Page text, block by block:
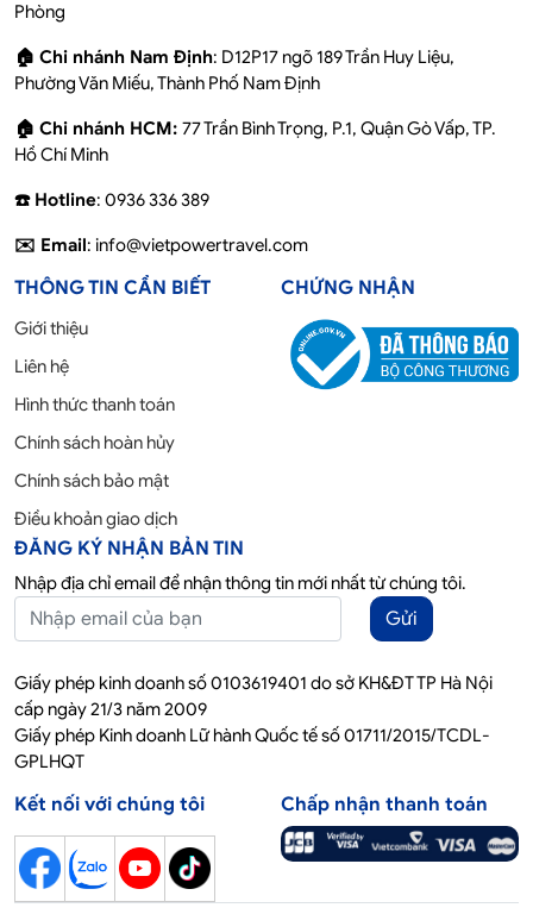
Phòng
🏠 Chi nhánh Nam Định: D12P17 ngõ 189 Trần Huy Liệu,
Phường Văn Miếu, Thành Phố Nam Định
🏠 Chi nhánh HCM: 77 Trần Bình Trọng, P.1, Quận Gò Vấp, TP.
Hồ Chí Minh
☎️ Hotline: 0936 336 389
✉️ Email: info@vietpowertravel.com
THÔNG TIN CẦN BIẾT
Giới thiệu
Liên hệ
Hình thức thanh toán
Chính sách hoàn hủy
Chính sách bảo mật
Điều khoản giao dịch
CHỨNG NHẬN
ĐĂNG KÝ NHẬN BẢN TIN
Nhập địa chỉ email để nhận thông tin mới nhất từ chúng tôi.
Gửi
Giấy phép kinh doanh số 0103619401 do sở KH&ĐT TP Hà Nội
cấp ngày 21/3 năm 2009
Giấy phép Kinh doanh Lữ hành Quốc tế số 01711/2015/TCDL-
GPLHQT
Kết nối với chúng tôi Chấp nhận thanh toán